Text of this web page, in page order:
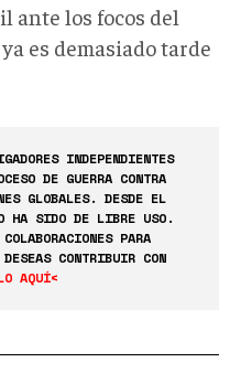
ante los focos del
es demasiado tarde
INDEPENDIENTES
DE GUERRA CONTRA
GLOBALES. DESDE EL
HA SIDO DE LIBRE USO.
PARA
CONTRIBUIR CON
AQUÍ<